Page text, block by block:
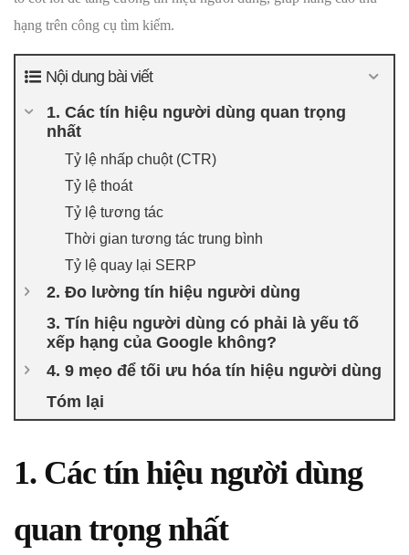
hạng trên công cụ tìm kiếm.
Nội dung bài viết
1. Các tín hiệu người dùng quan trọng
nhất
Tỷ lệ nhấp chuột (CTR)
Tỷ lệ thoát
Tỷ lệ tương tác
Thời gian tương tác trung bình
Tỷ lệ quay lại SERP
2. Đo lường tín hiệu người dùng
3. Tín hiệu người dùng có phải là yếu tố
xếp hạng của Google không?
4. 9 mẹo để tối ưu hóa tín hiệu người dùng
Tóm lại
1. Các tín hiệu người dùng
quan trọng nhất